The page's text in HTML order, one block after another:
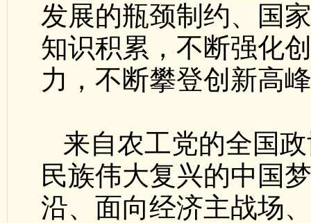
发展的瓶颈制约、国
知识积累，不断强化
力，不断攀登创新高
来自农工党的全国
民族伟大复兴的中国
沿、面向经济主战场